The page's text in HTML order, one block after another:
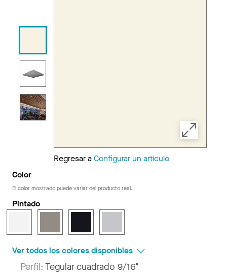
Regresar aConfigurar un artículo
Color
El color mostrado puede variar del producto real.
Pintado
Ver todos los colores disponibles
Perfil: Tegular cuadrado 9/16"